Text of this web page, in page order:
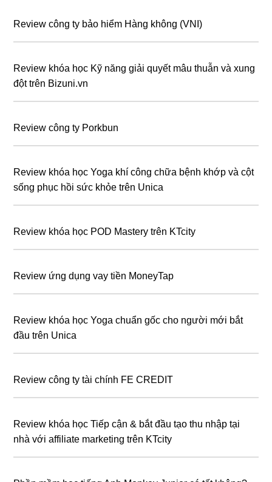
Review công ty bảo hiểm Hàng không (VNI)
Review khóa học Kỹ năng giải quyết mâu thuẫn và xung
đột trên Bizuni.vn
Review công ty Porkbun
Review khóa học Yoga khí công chữa bệnh khớp và cột
sống phục hồi sức khỏe trên Unica
Review khóa học POD Mastery trên KTcity
Review ứng dụng vay tiền MoneyTap
Review khóa học Yoga chuẩn gốc cho người mới bắt
đầu trên Unica
Review công ty tài chính FE CREDIT
Review khóa học Tiếp cận & bắt đầu tạo thu nhập tại
nhà với affiliate marketing trên KTcity